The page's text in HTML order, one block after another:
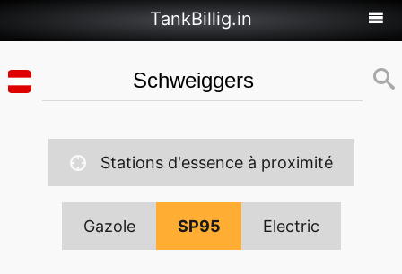
TankBillig.in
Stations d'essence à proximité
Gazole SP95 Electric